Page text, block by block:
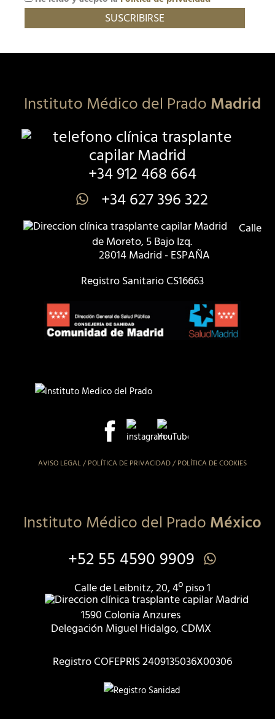
Instituto Médico del PradoMadrid
+34 912 468 664
+34 627 396 322
Calle
de Moreto, 5 Bajo Izq.
28014 Madrid - ESPAÑA
Registro Sanitario CS16663
AVISO LEGAL/ POLÍTICA DE PRIVACIDAD/ POLÍTICA DE COOKIES
Instituto Médico del PradoMéxico
+52 55 4590 9909
Calle de Leibnitz, 20, 4º piso 1
1590 Colonia Anzures
Delegación Miguel Hidalgo, CDMX
Registro COFEPRIS 2409135036X00306